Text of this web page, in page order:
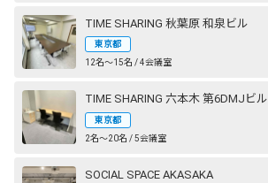
TIME SHARING 秋葉原 和泉ビル
東京都
12名〜15名 / 4会議室
TIME SHARING 六本木 第6DMJビル
東京都
2名〜20名 / 5会議室
SOCIAL SPACE AKASAKA